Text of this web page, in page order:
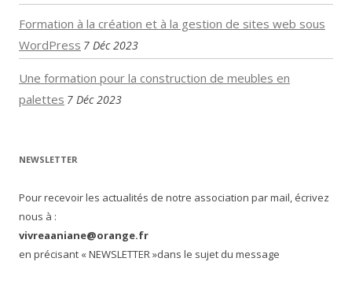
Formation à la création et à la gestion de sites web sous
WordPress 7 Déc 2023
Une formation pour la construction de meubles en
palettes 7 Déc 2023
NEWSLETTER
Pour recevoir les actualités de notre association par mail, écrivez
nous à :
vivreaaniane@orange.fr
en précisant « NEWSLETTER »dans le sujet du message